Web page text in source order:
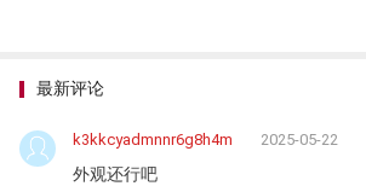
最新评论
k3kkcyadmnnr6g8h4m 2025-05-22
外观还行吧